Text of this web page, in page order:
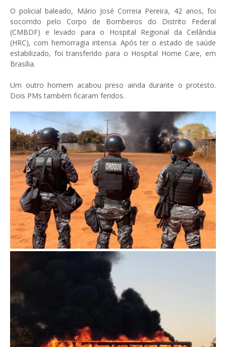
O policial baleado, Mário José Correia Pereira, 42 anos, foi
socorrido pelo Corpo de Bombeiros do Distrito Federal
(CMBDF) e levado para o Hospital Regional da Ceilândia
(HRC), com hemorragia intensa. Após ter o estado de saúde
estabilizado, foi transferido para o Hospital Home Care, em
Brasília.
Um outro homem acabou preso ainda durante o protesto.
Dois PMs também ficaram feridos.